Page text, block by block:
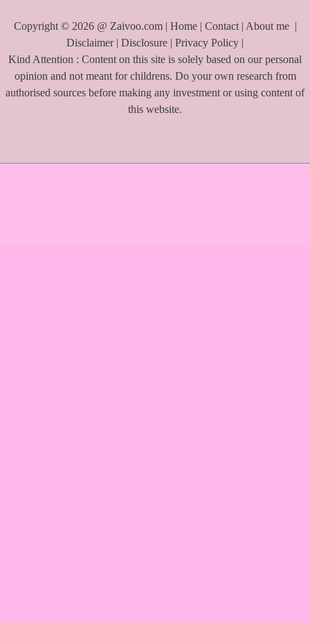
Copyright © 2026 @ Zaivoo.com | Home| Contact| About me
Disclaimer| Disclosure Privacy Policy
Kind Attention : Content on this site is solely based on our personal
opinion and not meant for childrens. Do your own research from
authorised sources before making any investment or using content of
this website.